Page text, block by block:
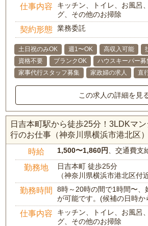
仕事内容
キッチン、トイレ、お風呂
グ、その他のお掃除
契約形態 業務委託
土日祝のみOK 週1〜OK 高収入可能
資格不要
ブランクOK
ハウスキーパー募
家事代行スタッフ募集
家政婦の求人 直
この求人の詳細を見
日吉本町駅から徒歩25分！3LDKマ
行のお仕事（神奈川県横浜市港北区）
時給 1,500〜1,860円 、交通費支
勤務地
日吉本町 徒歩25分
（神奈川県横浜市港北区付近
勤務時間
8時～20時の間で1時間〜、
が可能です。(候補の日時か
仕事内容
キッチン、トイレ、お風呂
グ、その他のお掃除